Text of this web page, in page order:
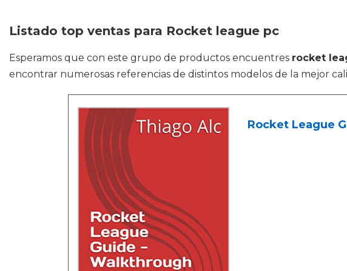
Listado top ventas para Rocket league pc
Esperamos que con este grupo de productos encuentres rocket
encontrar numerosas referencias de distintos modelos de la mejor
Rocket League